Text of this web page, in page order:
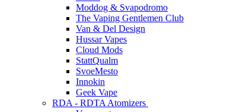
Moddog & Svapodromo
The Vaping Gentlemen Club
Van & Del Design
Hussar Vapes
Cloud Mods
StattQualm
SvoeMesto
Innokin
Geek Vape
RDA - RDTA Atomizers